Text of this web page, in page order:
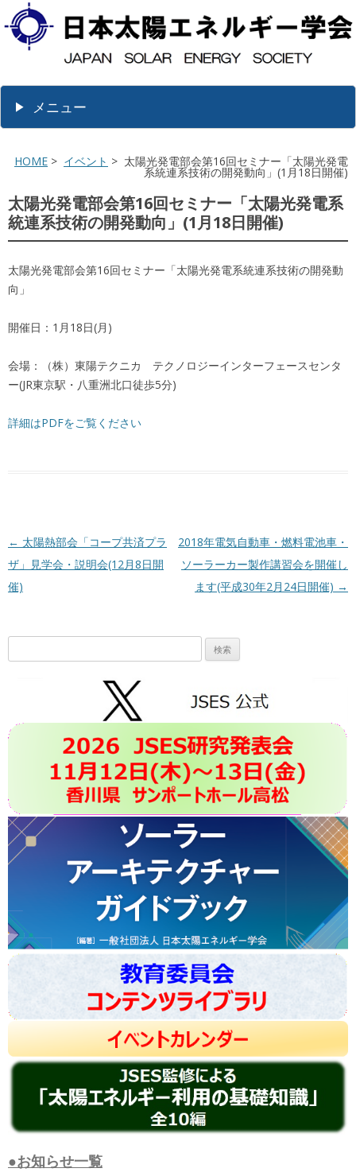
メニュー
HOME > イベント > 太陽光発電部会第16回セミナー「太陽光発電
系統連系技術の開発動向」(1月18日開催)
太陽光発電部会第16回セミナー「太陽光発電系
統連系技術の開発動向」(1月18日開催)
太陽光発電部会第16回セミナー「太陽光発電系統連系技術の開発動
向」
開催日：1月18日(月)
会場：（株）東陽テクニカ テクノロジーインターフェースセンタ
ー(JR東京駅・八重洲北口徒歩5分)
詳細はPDFをご覧ください
投稿ナビゲーション
← 太陽熱部会「コープ共済プラ
ザ」見学会・説明会(12月8日開
催)
2018年電気自動車・燃料電池車・
ソーラーカー製作講習会を開催し
ます(平成30年2月24日開催) →
索:
●お知らせ一覧